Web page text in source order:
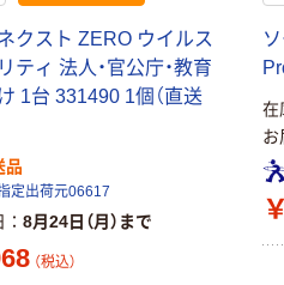
クスト ZERO ウイルス
ティ 法人・官公庁・教育
1台 331490 1個（直送
品
定出荷元06617
8月24日（月）まで
（税込）
在
お